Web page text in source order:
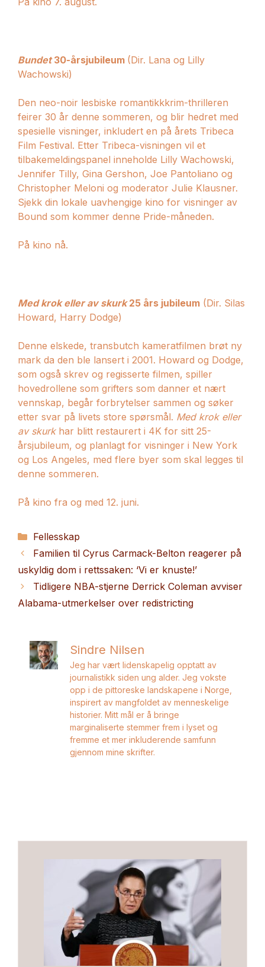
Bundet30-årsjubileum (Dir. Lana og Lilly
Wachowski)
Den neo-noir lesbiske romantikkkrim-thrilleren
feirer 30 år denne sommeren, og blir hedret med
spesielle visninger, inkludert en på årets Tribeca
Film Festival. Etter Tribeca-visningen vil et
tilbakemeldingspanel inneholde Lilly Wachowski,
Jennifer Tilly, Gina Gershon, Joe Pantoliano og
Christopher Meloni og moderator Julie Klausner.
Sjekk din lokale uavhengige kino for visninger av
Bound som kommer denne Pride-måneden.
På kino nå.
Med krok eller av skurk25 års jubileum (Dir. Silas
Howard, Harry Dodge)
Denne elskede, transbutch kameratfilmen brøt ny
mark da den ble lansert i 2001. Howard og Dodge,
som også skrev og regisserte filmen, spiller
hovedrollene som grifters som danner et nært
vennskap, begår forbrytelser sammen og søker
etter svar på livets store spørsmål. Med krok eller
av skurk har blitt restaurert i 4K for sitt 25-
årsjubileum, og planlagt for visninger i New York
og Los Angeles, med flere byer som skal legges til
denne sommeren.
På kino fra og med 12. juni.
Kategorier
Fellesskap
Familien til Cyrus Carmack-Belton reagerer på
uskyldig dom i rettssaken: ‘Vi er knuste!’
Tidligere NBA-stjerne Derrick Coleman avviser
Alabama-utmerkelser over redistricting
Sindre Nilsen
Jeg har vært lidenskapelig opptatt av
journalistikk siden ung alder. Jeg vokste
opp i de pittoreske landskapene i Norge,
inspirert av mangfoldet av menneskelige
historier. Mitt mål er å bringe
marginaliserte stemmer frem i lyset og
fremme et mer inkluderende samfunn
gjennom mine skrifter.